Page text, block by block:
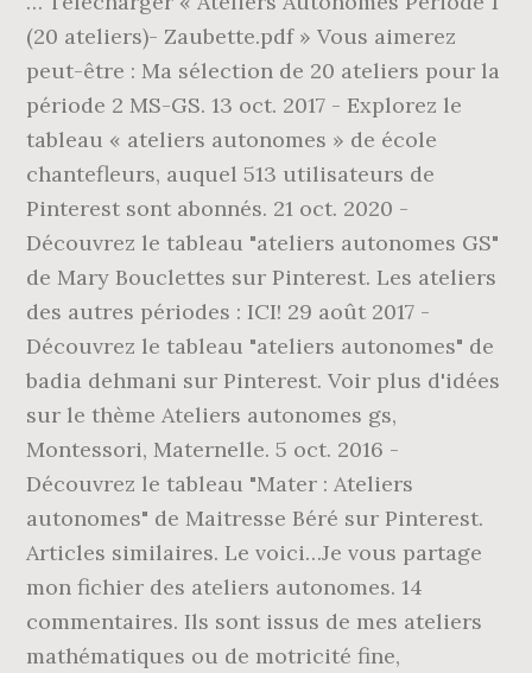
(20 ateliers)- Zaubette.pdf » Vous aimerez
peut-être : Ma sélection de 20 ateliers pour la
période 2 MS-GS. 13 oct. 2017 - Explorez le
tableau « ateliers autonomes » de école
chantefleurs, auquel 513 utilisateurs de
Pinterest sont abonnés. 21 oct. 2020 -
Découvrez le tableau "ateliers autonomes GS"
de Mary Bouclettes sur Pinterest. Les ateliers
des autres périodes : ICI! 29 août 2017 -
Découvrez le tableau "ateliers autonomes" de
badia dehmani sur Pinterest. Voir plus d'idées
sur le thème Ateliers autonomes gs,
Montessori, Maternelle. 5 oct. 2016 -
Découvrez le tableau "Mater : Ateliers
autonomes" de Maitresse Béré sur Pinterest.
Articles similaires. Le voici…Je vous partage
mon fichier des ateliers autonomes. 14
commentaires. Ils sont issus de mes ateliers
mathématiques ou de motricité fine,